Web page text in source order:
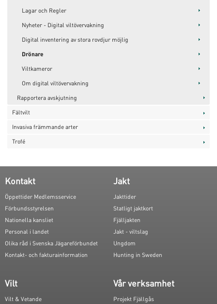
Lagar och Regler
Nyheter - Digital viltövervakning
Digital inventering av stora rovdjur möjlig
Drönare
Viltkameror
Om digital viltövervakning
Rapportera avskjutning
Fältvilt
Invasiva främmande arter
Trofé
Kontakt
Öppettider Medlemsservice
Förbundsstyrelsen
Nationella kansliet
Personal i landet
Olika råd i Svenska Jägareförbundet
Kontakt- och fakturainformation
Jakt
Jakttider
Statligt jaktkort
Fjälljakten
Jakt - viltslag
Ungdom
Hunting in Sweden
Vilt
Vilt & Vetande
Vår verksamhet
Projekt Fjällgås